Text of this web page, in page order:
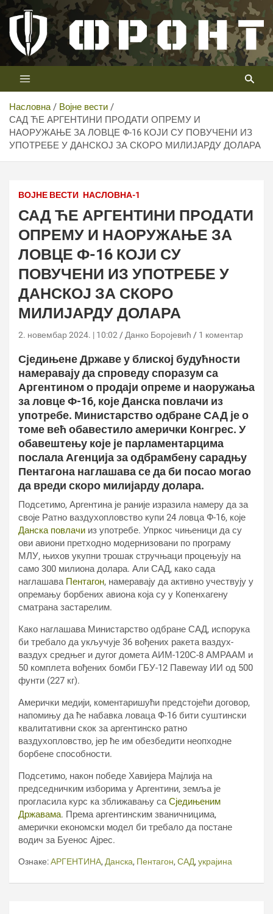
Скип
цонтент
Телевизија ФРОНТ
Први војни канал у Србији
Насловна
Војне вести
САД ЋЕ АРГЕНТИНИ ПРОДАТИ ОПРЕМУ И
НАОРУЖАЊЕ ЗА ЛОВЦЕ Ф-16 КОЈИ СУ ПОВУЧЕНИ ИЗ
УПОТРЕБЕ У ДАНСКОЈ ЗА СКОРО МИЛИЈАРДУ ДОЛАРА
ВОЈНЕ ВЕСТИ НАСЛОВНА-1
САД ЋЕ АРГЕНТИНИ ПРОДАТИ
ОПРЕМУ И НАОРУЖАЊЕ ЗА
ЛОВЦЕ Ф-16 КОЈИ СУ
ПОВУЧЕНИ ИЗ УПОТРЕБЕ У
ДАНСКОЈ ЗА СКОРО
МИЛИЈАРДУ ДОЛАРА
2. новембар 2024. | 10:02 Данко Боројевић 1 коментар
Сједињене Државе у блиској будућности
намеравају да спроведу споразум са
Аргентином о продаји опреме и наоружања
за ловце Ф-16, које Данска повлачи из
употребе. Министарство одбране САД је о
томе већ обавестило амерички Конгрес. У
обавештењу које је парламентарцима
послала Агенција за одбрамбену сарадњу
Пентагона наглашава се да би посао могао
да вреди скоро милијарду долара.
Подсетимо, Аргентина је раније изразила намеру да за
своје Ратно ваздухопловство купи 24 ловца Ф-16, које
Данска повлачи из употребе. Упркос чињеници да су
ови авиони претходно модернизовани по програму
МЛУ, њихов укупни трошак стручњаци процењују на
само 300 милиона долара. Али САД, како сада
наглашава Пентагон, намеравају да активно учествују у
опремању борбених авиона која су у Копенхагену
сматрана застарелим.
Како наглашава Министарство одбране САД, испорука
би требало да укључује 36 вођених ракета ваздух-
ваздух средњег и дугог домета АИМ-120С-8 АМРААМ и
50 комплета вођених бомби ГБУ-12 Павеwаy ИИ од 500
фунти (227 кг).
Амерички медији, коментаришући предстојећи договор,
напомињу да ће набавка ловаца Ф-16 бити суштински
квалитативни скок за аргентинско ратно
ваздухопловство, јер ће им обезбедити неопходне
борбене способности.
Подсетимо, након победе Хавијера Мајлија на
председничким изборима у Аргентини, земља је
прогласила курс ка зближавању саСједињеним
Државама. Према аргентинским званичницима,
амерички економски модел би требало да постане
водич за Буенос Ајрес.
Ознаке:АРГЕНТИНА, Данска, Пентагон, САД, украјина